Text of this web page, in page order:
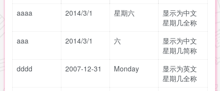
aaaa
2014/3/1 星期六
显示为中文
星期几全称
aaa
2014/3/1 六
显示为中文
星期几简称
dddd
2007-12-31 Monday
显示为英文
星期几全称